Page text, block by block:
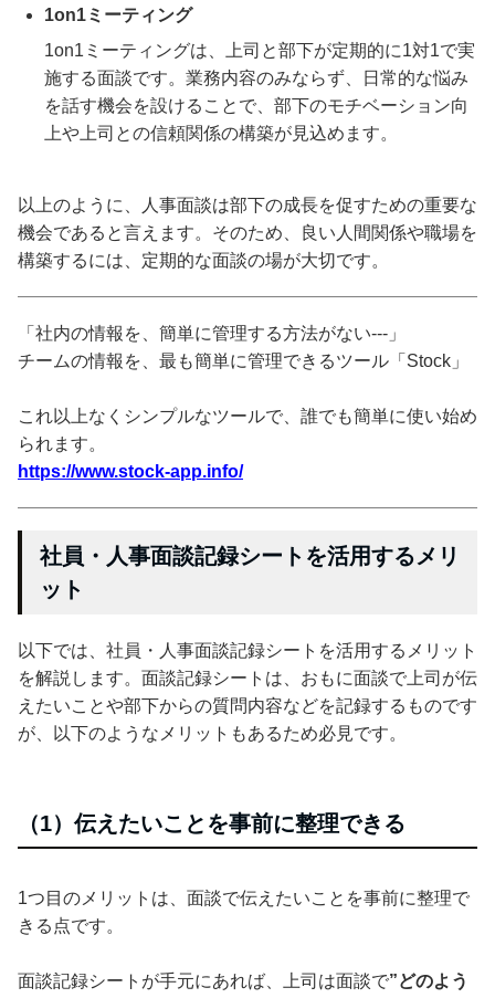
1on1ミーティング
1on1ミーティングは、上司と部下が定期的に1対1で実
施する面談です。業務内容のみならず、日常的な悩み
を話す機会を設けることで、部下のモチベーション向
上や上司との信頼関係の構築が見込めます。
以上のように、人事面談は部下の成長を促すための重要な
機会であると言えます。そのため、良い人間関係や職場を
構築するには、定期的な面談の場が大切です。
「社内の情報を、簡単に管理する方法がない---」
チームの情報を、最も簡単に管理できるツール「Stock」
これ以上なくシンプルなツールで、誰でも簡単に使い始め
られます。
https://www.stock-app.info/
社員・人事面談記録シートを活用するメリ
ット
以下では、社員・人事面談記録シートを活用するメリット
を解説します。面談記録シートは、おもに面談で上司が伝
えたいことや部下からの質問内容などを記録するものです
が、以下のようなメリットもあるため必見です。
（1）伝えたいことを事前に整理できる
1つ目のメリットは、面談で伝えたいことを事前に整理で
きる点です。
面談記録シートが手元にあれば、上司は面談で”どのよう